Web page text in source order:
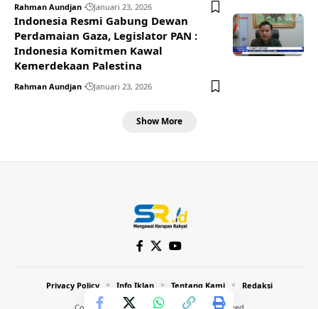
Rahman Aundjan Januari 23, 2026
Indonesia Resmi Gabung Dewan
Perdamaian Gaza, Legislator PAN :
Indonesia Komitmen Kawal
Kemerdekaan Palestina
Rahman Aundjan Januari 23, 2026
Show More
Privacy Policy Info Iklan Tentang Kami Redaksi